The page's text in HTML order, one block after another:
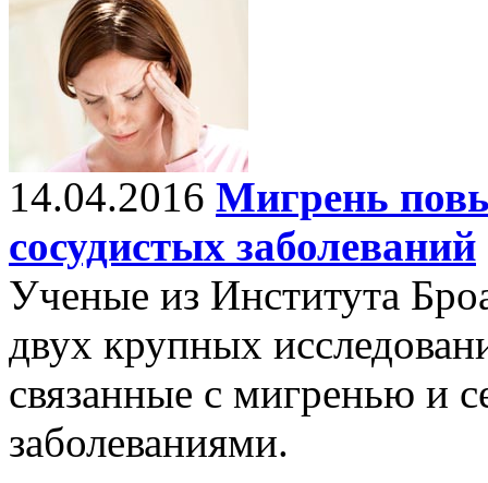
14.04.2016 Мигрень
сосудистых заболеваний
Ученые из Института
двух крупных
связанные с мигренью и
заболеваниями.